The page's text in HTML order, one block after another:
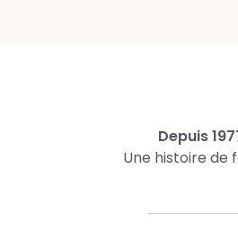
Depuis
Une histoire de